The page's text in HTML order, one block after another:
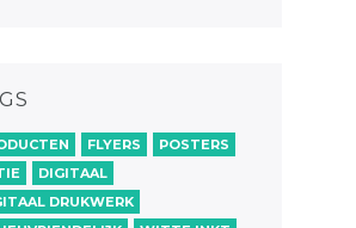
FLYERS
POSTERS
DIGITAAL
DRUKWERK